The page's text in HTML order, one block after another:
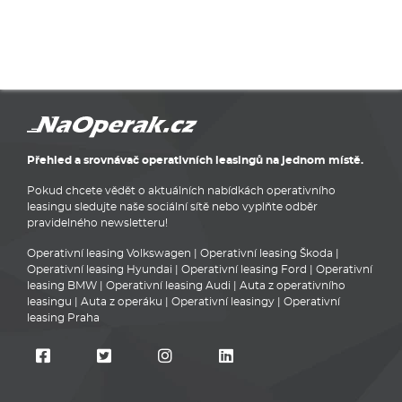
Přehled a srovnávač operativních leasingů na jednom místě.
Pokud chcete vědět o aktuálních nabídkách operativního
leasingu sledujte naše sociální sítě nebo vyplňte odběr
pravidelného newsletteru!
Operativní leasing Volkswagen Operativní leasing Škoda
Operativní leasing Hyundai
Operativní leasing Ford
Operativní
leasing BMW
Operativní leasing Audi
Auta z operativního
leasingu
Auta z operáku Operativní leasingy
Operativní
leasing Praha